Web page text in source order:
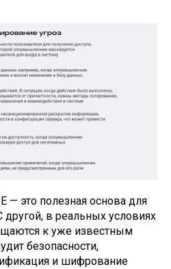
— это полезная основа для
другой, в реальных условиях
к уже известным
безопасности,
и шифрование